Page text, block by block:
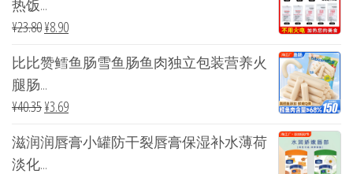
热饭...
¥23.80¥8.90
比比赞鳕鱼肠雪鱼肠鱼肉独立包装营养火
腿肠...
¥40.35¥3.69
滋润润唇膏小罐防干裂唇膏保湿补水薄荷
淡化...